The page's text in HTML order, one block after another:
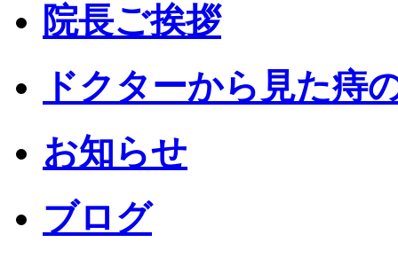
院長ご挨拶
ドクターから見た痔
お知らせ
ブログ